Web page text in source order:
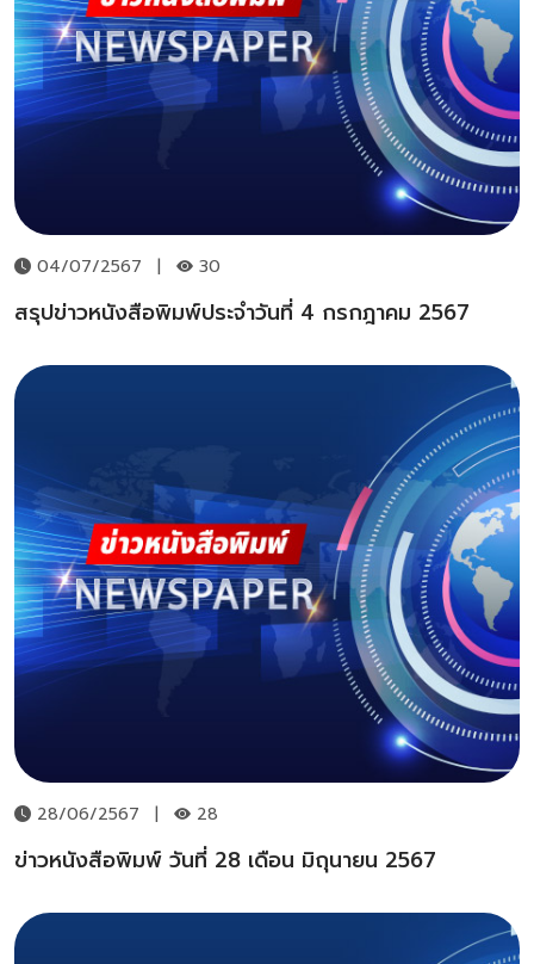
04/07/2567 | 30
สรุปข่าวหนังสือพิมพ์ประจำวันที่ 4 กรกฎาคม 2567
28/06/2567 | 28
ข่าวหนังสือพิมพ์ วันที่ 28 เดือน มิถุนายน 2567